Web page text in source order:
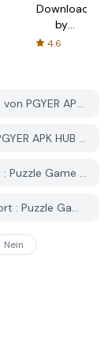
Downloader
by
AFTVnews
4.6
Wie lade ich Color Ball Sort : Puzzle Game von PGYER APK HUB herunter?
Ist das Color Ball Sort : Puzzle Game auf PGYER APK HUB kostenlos zum Download?
Benötige ich ein Konto, um Color Ball Sort : Puzzle Game von PGYER APK HUB herunterzuladen?
Wie kann ich ein Problem mit Color Ball Sort : Puzzle Game auf PGYER APK HUB melden?
Nein